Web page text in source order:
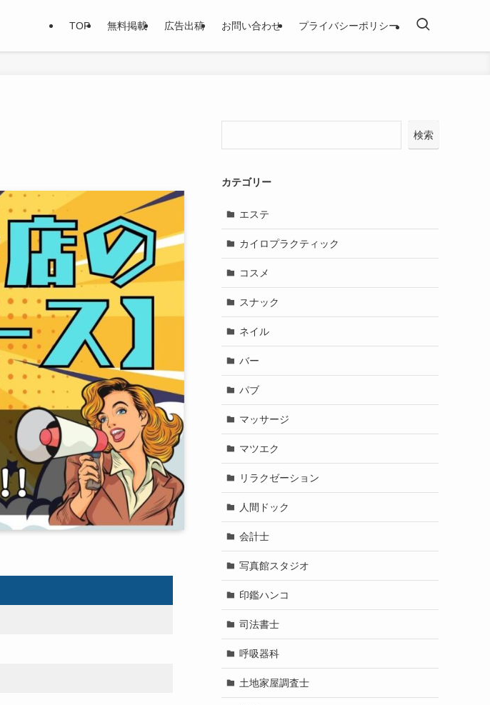
TOP 無料掲載 広告出稿 お問い合わせ プライバシーポリシー
検索
カテゴリー
エステ
カイロプラクティック
コスメ
スナック
ネイル
バー
パブ
マッサージ
マツエク
リラクゼーション
人間ドック
会計士
写真館スタジオ
印鑑ハンコ
司法書士
呼吸器科
土地家屋調査士